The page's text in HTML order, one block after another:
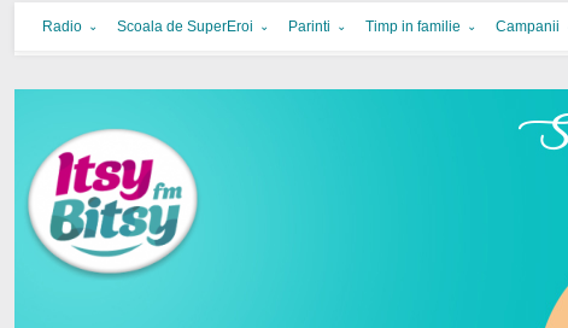
Itsy Bitsy
bucurie in familie
Radio Scoala de SuperEroi Parinti Timp in familie Campanii